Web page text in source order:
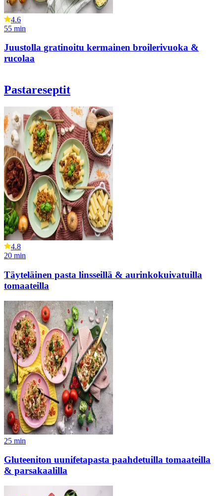
4.6
55 min
Juustolla gratinoitu kermainen broilerivuoka &
rucolaa
Pastareseptit
4.8
20 min
Täyteläinen pasta linsseillä & aurinkokuivatuilla
tomaateilla
25 min
Gluteeniton uunifetapasta paahdetuilla tomaateilla
& parsakaalilla